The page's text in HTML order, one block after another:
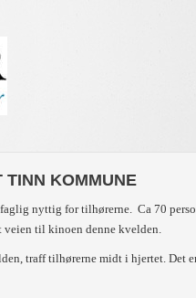
TINN KOMMUNE
nyttig for tilhørerne. Ca 70
veien til kinoen denne kvelden.
traff tilhørerne midt i hjertet. Det